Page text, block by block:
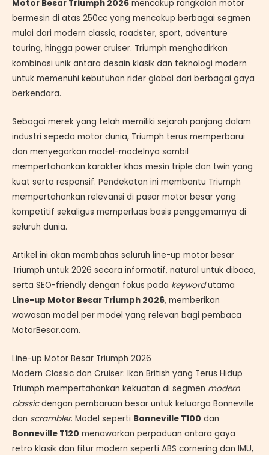
Motor Besar Triumph 2026 mencakup rangkaian motor
bermesin di atas 250cc yang mencakup berbagai segmen
mulai dari modern classic, roadster, sport, adventure
touring, hingga power cruiser. Triumph menghadirkan
kombinasi unik antara desain klasik dan teknologi modern
untuk memenuhi kebutuhan rider global dari berbagai gaya
berkendara.
Sebagai merek yang telah memiliki sejarah panjang dalam
industri sepeda motor dunia, Triumph terus memperbarui
dan menyegarkan model-modelnya sambil
mempertahankan karakter khas mesin triple dan twin yang
kuat serta responsif. Pendekatan ini membantu Triumph
mempertahankan relevansi di pasar motor besar yang
kompetitif sekaligus memperluas basis penggemarnya di
seluruh dunia.
Artikel ini akan membahas seluruh line-up motor besar
Triumph untuk 2026 secara informatif, natural untuk dibaca,
serta SEO-friendly dengan fokus pada keywordutama
Line-up Motor Besar Triumph 2026, memberikan
wawasan model per model yang relevan bagi pembaca
MotorBesar.com.
Line-up Motor Besar Triumph 2026
Modern Classic dan Cruiser: Ikon British yang Terus Hidup
Triumph mempertahankan kekuatan di segmen modern
classicdengan pembaruan besar untuk keluarga Bonneville
dan scrambler. Model seperti Bonneville T100 dan
Bonneville T120 menawarkan perpaduan antara gaya
retro klasik dan fitur modern seperti ABS cornering dan IMU,